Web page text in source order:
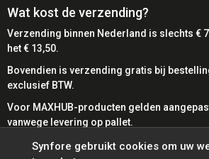
monteren
Professionele toepassing
callcenters
werkdagen
💼Originele accessoire
compatibiliteit
🔧Flexibele inzetbaarheid–
draagopties
Wat kost de verzending?
Verzending binnen Nederland is slechts €
het € 13,50.
Bovendien is verzending gratis bij
exclusief BTW.
Voor MAXHUB-producten gelden
vanwege levering op pallet.
Bij SynFore kunt u gemakkelijk betalen met
Synfore gebruikt cookies om uw